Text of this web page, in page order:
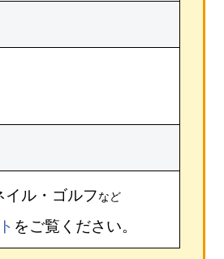
ル・ゴルフなど
をご覧ください。